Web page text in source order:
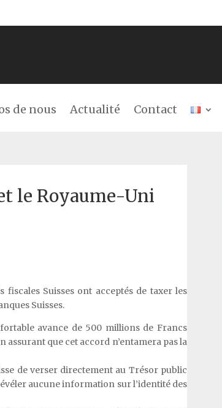
de nous Actualité Contact
le Royaume-Uni
fiscales Suisses ont acceptés de taxer les
Suisses.
avance de 500 millions de Francs
assurant que cet accord n’entamera pas la
de verser directement au Trésor public
aucune information sur l’identité des